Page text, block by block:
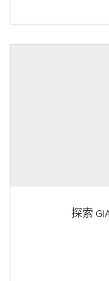
探索